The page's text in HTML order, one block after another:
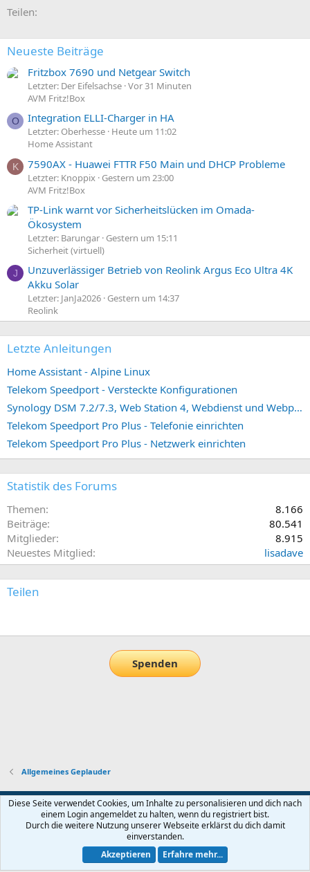
Teilen:
Neueste Beiträge
Fritzbox 7690 und Netgear Switch
Letzter: Der Eifelsachse Vor 31 Minuten
AVM Fritz!Box
O Integration ELLI-Charger in HA
Letzter: Oberhesse Heute um 11:02
Home Assistant
K 7590AX - Huawei FTTR F50 Main und DHCP Probleme
Letzter: Knoppix
Gestern um 23:00
AVM Fritz!Box
TP-Link warnt vor Sicherheitslücken im Omada-
Ökosystem
Letzter: Barungar Gestern um 15:11
Sicherheit (virtuell)
J
Unzuverlässiger Betrieb von Reolink Argus Eco Ultra 4K
Akku Solar
Letzter: JanJa2026 Gestern um 14:37
Reolink
Letzte Anleitungen
Home Assistant - Alpine Linux
Telekom Speedport - Versteckte Konfigurationen
Synology DSM 7.2/7.3, Web Station 4, Webdienst und Webportal erstellen (ehemals vHost)
Telekom Speedport Pro Plus - Telefonie einrichten
Telekom Speedport Pro Plus - Netzwerk einrichten
Statistik des Forums
Themen
8.166
Beiträge
80.541
Mitglieder
8.915
Neuestes Mitglied
lisadave
Teilen
Spenden
Allgemeines Geplauder
Default-Theme
Nutzungsbedingungen
Datenschutz Hilfe und Impressum Start
Community platform by XenForo® © 2010-2026 XenForo Ltd.
Diese Seite verwendet Cookies, um Inhalte zu personalisieren und dich nach
einem Login angemeldet zu halten, wenn du registriert bist.
Durch die weitere Nutzung unserer Webseite erklärst du dich damit
einverstanden.
Akzeptieren
Erfahre mehr...